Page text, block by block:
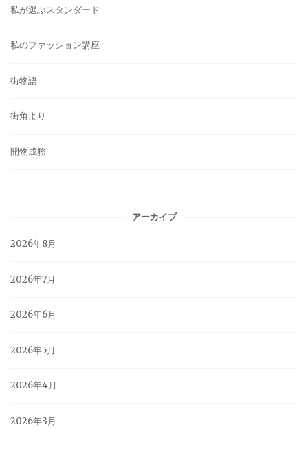
私が選ぶスタンダード
私のファッション講座
街物語
街角より
開物成務
アーカイブ
2026年8月
2026年7月
2026年6月
2026年5月
2026年4月
2026年3月